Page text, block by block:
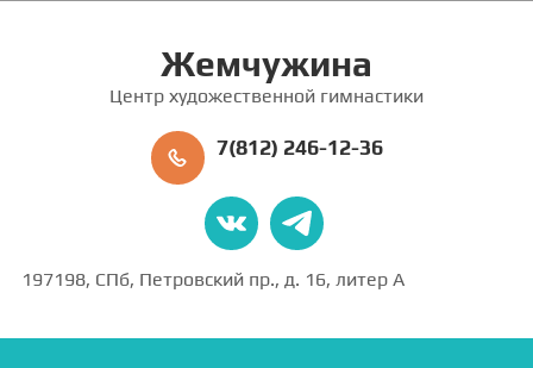
Жемчужина
Центр художественной гимнастики
197198, СПб, Петровский пр., д. 16, литер А
7(812) 246-12-36